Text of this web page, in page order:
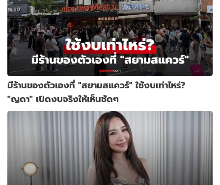
มีร้านของตัวเองที่ "สยามสแควร์" ใช้งบเท่าไหร่?
"ญดา" เปิดงบจริงให้เห็นชัดๆ